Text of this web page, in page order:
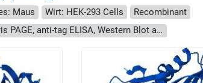
Maus Wirt: HEK-293 Cells
Recombinant
> 90 % as determined by Bis-Tris PAGE, anti-tag ELISA, Western Blot and analytical SEC (HPLC)